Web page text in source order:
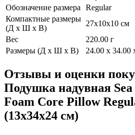
Обозначение размера
Regular
Компактные размеры
(Д х Ш х В)
27x10x10 см
Вес
220.00 г
Размеры (Д х Ш х В)
24.00 x 34.00
Отзывы и оценки
Подушка надувная
Foam Core Pillow
(13x34x24 см)